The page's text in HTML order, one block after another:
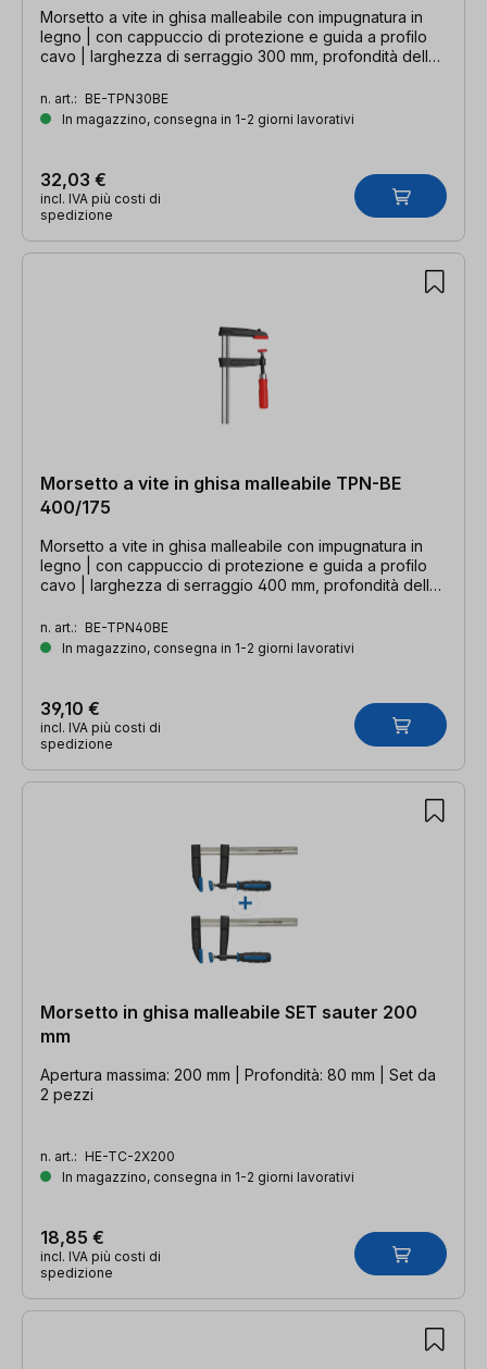
Morsetto a vite in ghisa malleabile con impugnatura in
legno | con cappuccio di protezione e guida a profilo
cavo | larghezza di serraggio 300 mm, profondità della
n. art.: BE-TPN30BE
In magazzino, consegna in 1-2 giorni lavorativi
32,03 €
incl. IVA più costi di
spedizione
Morsetto a vite in ghisa malleabile TPN-BE
400/175
Morsetto a vite in ghisa malleabile con impugnatura in
legno | con cappuccio di protezione e guida a profilo
cavo | larghezza di serraggio 400 mm, profondità della
n. art.: BE-TPN40BE
In magazzino, consegna in 1-2 giorni lavorativi
39,10 €
incl. IVA più costi di
spedizione
Morsetto in ghisa malleabile SET sauter 200
mm
Apertura massima: 200 mm | Profondità: 80 mm | Set da
2 pezzi
n. art.: HE-TC-2X200
In magazzino, consegna in 1-2 giorni lavorativi
18,85 €
incl. IVA più costi di
spedizione